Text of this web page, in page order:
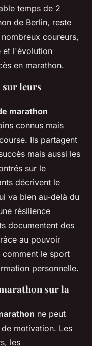
temps de 2
de Berlin, reste
coureurs,
et l'évolution
en marathon.
sur leurs
marathon
connus mais
Ils partagent
mais aussi les
sur le
décrivent le
va bien au-delà du
résilience
documentent des
au pouvoir
le sport
personnelle.
sur la
ne peut
motivation. Les
les